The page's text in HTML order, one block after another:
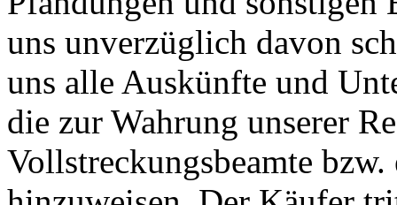
uns unverzüglich davon
uns alle Auskünfte und
die zur Wahrung unserer
Vollstreckungsbeamte